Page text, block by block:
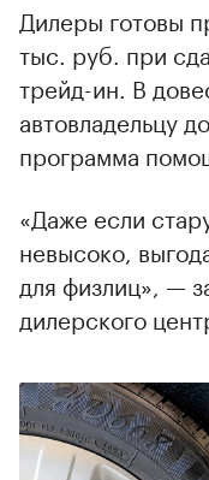
Дилеры готовы
тыс. руб. при
трейд-ин. В
автовладельцу
программа
«Даже если
невысоко,
для физлиц», —
дилерского